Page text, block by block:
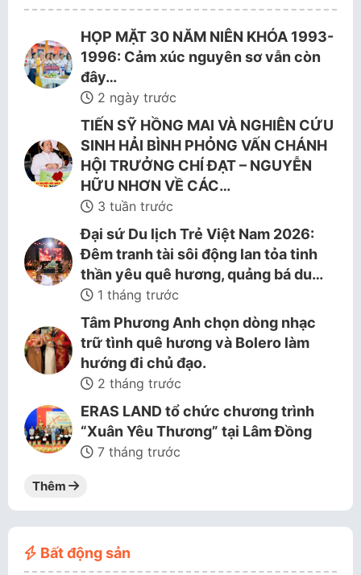
HỌP MẶT 30 NĂM NIÊN KHÓA 1993-
1996: Cảm xúc nguyên sơ vẫn còn
đây…
2 ngày trước
TIẾN SỸ HỒNG MAI VÀ NGHIÊN CỨU
SINH HẢI BÌNH PHỎNG VẤN CHÁNH
HỘI TRƯỞNG CHÍ ĐẠT – NGUYỄN
HỮU NHƠN VỀ CÁC…
3 tuần trước
Đại sứ Du lịch Trẻ Việt Nam 2026:
Đêm tranh tài sôi động lan tỏa tinh
thần yêu quê hương, quảng bá du…
1 tháng trước
Tâm Phương Anh chọn dòng nhạc
trữ tình quê hương và Bolero làm
hướng đi chủ đạo.
2 tháng trước
ERAS LAND tổ chức chương trình
“Xuân Yêu Thương” tại Lâm Đồng
7 tháng trước
Thêm
Bất động sản